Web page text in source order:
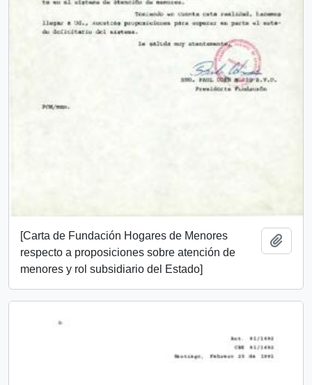
[Carta de Fundación Hogares de Menores
respecto a proposiciones sobre atención de
menores y rol subsidiario del Estado]